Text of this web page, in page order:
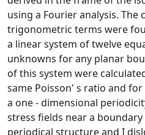
using a Fourier analysis. The
trigonometric terms were
a linear system of twelve
unknowns for any planar
of this system were
same Poisson' s ratio and
a one - dimensional
stress fields near a
periodical structure and I